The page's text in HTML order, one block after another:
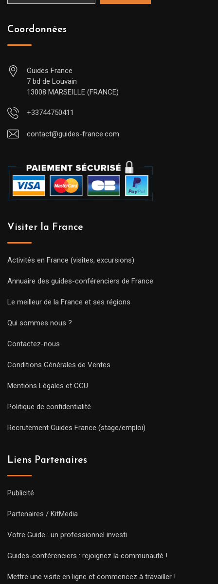
Coordonnées
Guides France
7 bd de Louvain
13008 MARSEILLE (FRANCE)
+33744750411
contact@guides-france.com
Visiter la France
Activités en France (visites, excursions)
Annuaire des guides-conférenciers de France
Le meilleur de la France et ses régions
Qui sommes nous ?
Contactez-nous
Conditions Générales de Ventes
Mentions Légales et CGU
Politique de confidentialité
Recrutement Guides France (stage/emploi)
Liens Partenaires
Publicité
Partenaires / KitMedia
Votre Guide : un professionnel investi
Guides-conférenciers : rejoignez la communauté !
Mettre une visite en ligne et commencez à travailler !